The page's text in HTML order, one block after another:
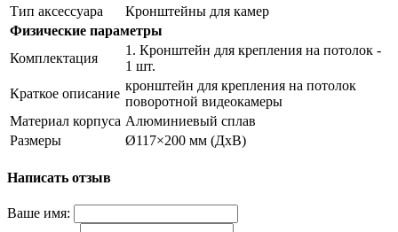
Тип аксессуара
Кронштейны для камер
Физические параметры
Комплектация
1. Кронштейн для крепления на потолок -
1 шт.
Краткое описание
кронштейн для крепления на потолок
поворотной видеокамеры
Материал корпуса Алюминиевый сплав
Размеры
Ø117×200 мм (ДхВ)
Написать отзыв
Ваше имя: